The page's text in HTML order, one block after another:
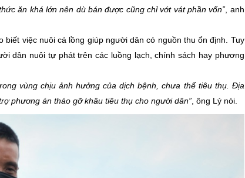
ăn khá lớn nên dù bán được cũng chỉ vớt vát phần vốn”, anh
việc nuôi cá lồng giúp người dân có nguồn thu ổn định. Tuy
dân nuôi tự phát trên các luồng lạch, chính sách hay phương
vùng chịu ảnh hưởng của dịch bệnh, chưa thể tiêu thụ. Địa
phương án tháo gỡ khâu tiêu thụ cho người dân”, ông Lý nói.